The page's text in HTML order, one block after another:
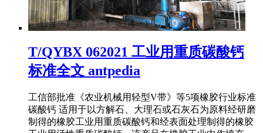
T/QYBX 062021 工业用重质碳酸钙
标准全文 antpedia
工信部批准《农业机械用轻型V带》等5项橡胶行业标准
碳酸钙 适用于以方解石、大理石或石灰石为原料经研磨
制得的橡胶工业用重质碳酸钙和经表面处理制得的橡胶